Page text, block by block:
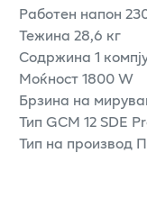
Работен напон
Тежина 28,6 кг
Содржина 1
Моќност 1800 W
Брзина на
Тип GCM 12 SDE
Тип на производ